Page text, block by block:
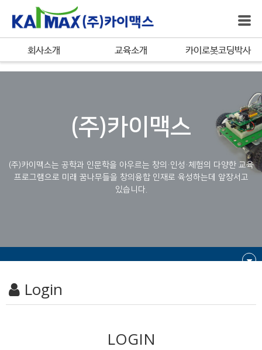
bool(true)
회사소개 교육소개 카이로봇코딩박사
(주)카이맥스
(주)카이맥스는 공학과 인문학을 아우르는 창의·인성·체험의 다양한 교육
프로그램으로 미래 꿈나무들을 창의융합 인재로 육성하는데 앞장서고
있습니다.
Login
LOGIN